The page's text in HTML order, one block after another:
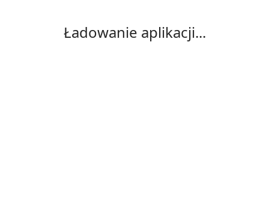
Ładowanie aplikacji...